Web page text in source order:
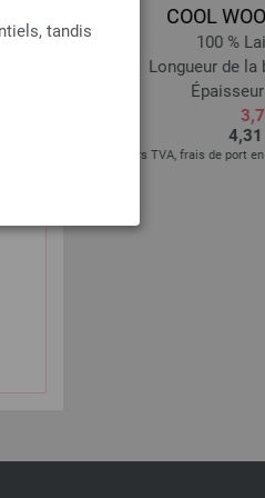
tandis
10 %
m / 50 g
COOL
100 %
Longueur de la
hors TVA, frais de port